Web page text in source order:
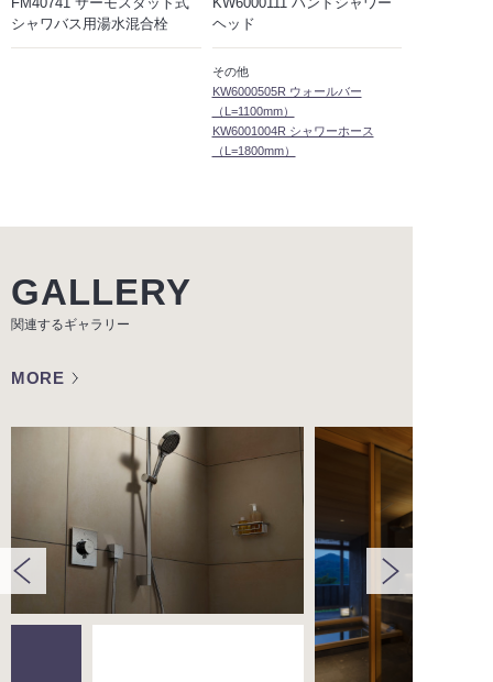
シャワバス用湯水混合栓
ヘッド
その他
KW6000505R ウォールバー
（L=1100mm）
KW6001004R シャワーホース
（L=1800mm）
GALLERY
関連するギャラリー
MORE